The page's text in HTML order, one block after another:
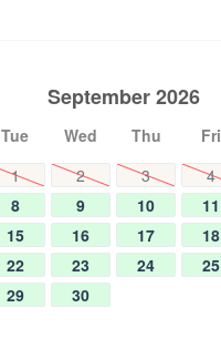
September 2026
Tue Wed Thu Fri
1
2 3 4
8 9 10 11
15 16 17 18
22 23 24 25
29 30